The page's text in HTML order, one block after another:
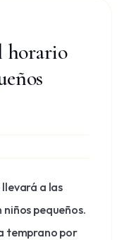
horario
a las
pequeños.
temprano por